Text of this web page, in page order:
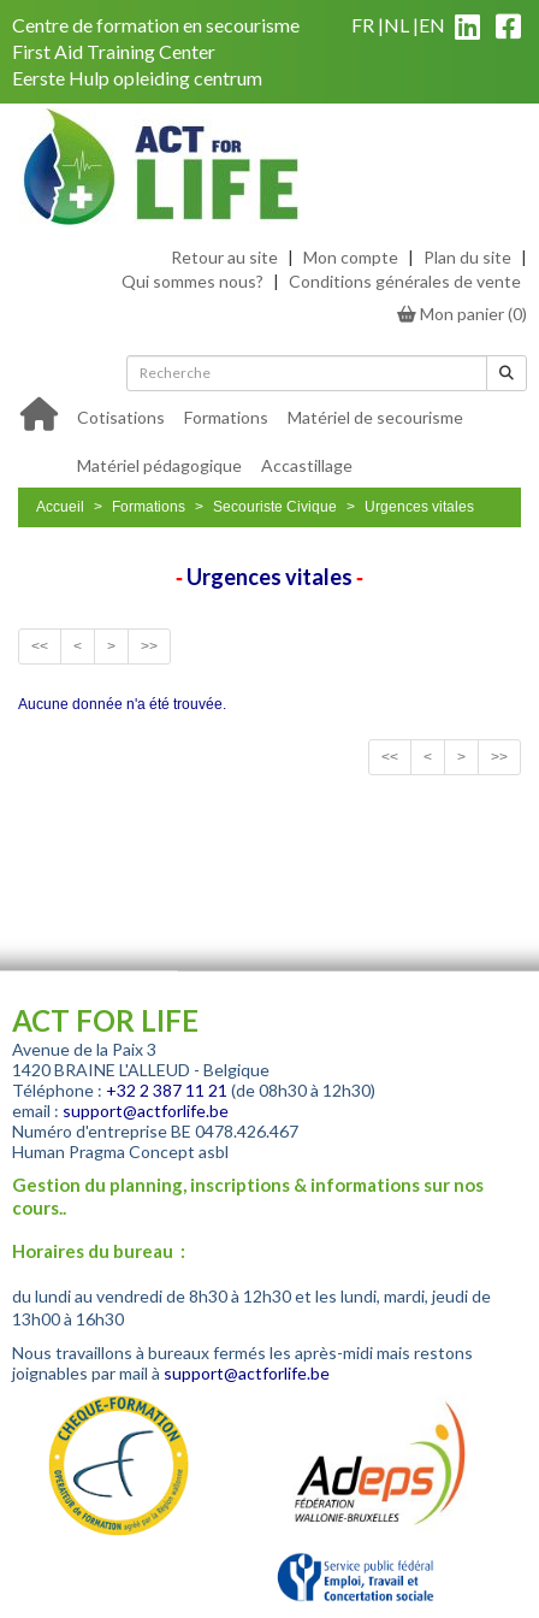
Centre de formation en secourisme
First Aid Training Center
Eerste Hulp opleiding centrum
FR NL EN
Retour au site | Mon compte | Plan du site |
Qui sommes nous? | Conditions générales de vente
Mon panier(0)
Cotisations Formations Matériel de secourisme
Matériel pédagogique Accastillage
Accueil Formations Secouriste Civique Urgences vitales
- Urgences vitales -
<< < > >>
Aucune donnée n'a été trouvée.
<< < > >>
ACT FOR LIFE
Avenue de la Paix 3
1420 BRAINE L'ALLEUD - Belgique
Téléphone : +32 2 387 11 21 (de 08h30 à 12h30)
email : support@actforlife.be
Numéro d'entrepriseBE 0478.426.467
Human Pragma Concept asbl
Gestion du planning, inscriptions & informations sur nos
cours..
Horaires du bureau :
du lundi au vendredi de 8h30 à 12h30 et les lundi, mardi, jeudi de
13h00 à 16h30
Nous travaillons à bureaux fermés les après-midi mais restons
joignables par mail à support@actforlife.be